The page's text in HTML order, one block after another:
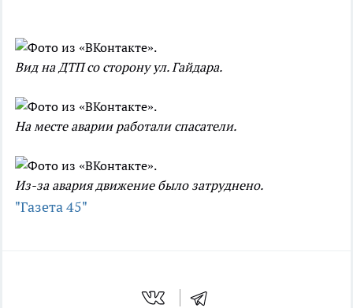
Вид на ДТП со сторону ул. Гайдара.
На месте аварии работали спасатели.
Из-за авария движение было затруднено.
"Газета 45"